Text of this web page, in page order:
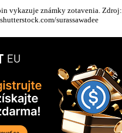
vykazuje známky zotavenia. Zdroj:
shutterstock.com/surassawadee